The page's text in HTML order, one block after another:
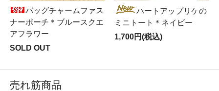
バッグチャームファス
ナーポーチ＊ブルースクエ
アフラワー
SOLD OUT
ハートアップリケの
ミニトート＊ネイビー
1,700円(税込)
売れ筋商品